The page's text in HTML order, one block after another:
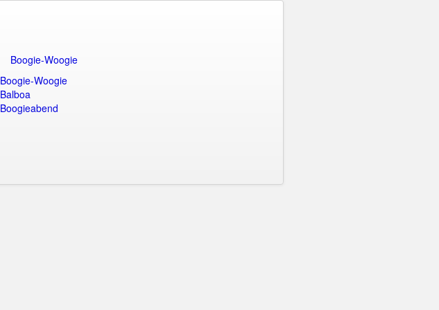
Boogie-Woogie
Boogie-Woogie
Balboa
Boogieabend